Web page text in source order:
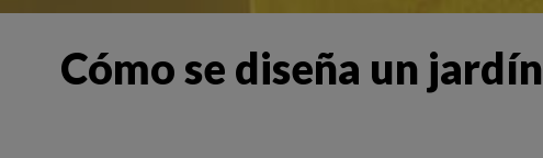
Cómo se diseña un jardín